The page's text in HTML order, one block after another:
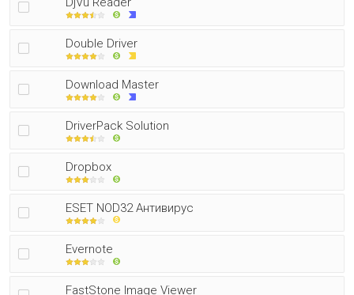
Double Driver
Download Master
DriverPack Solution
Dropbox
ESET NOD32 Антивирус
Evernote
FastStone Image Viewer